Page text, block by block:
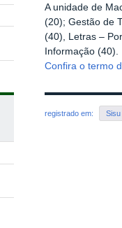
A unidade de
(20); Gestão de
(40), Letras –
Informação (40).
Confira o termo
registrado em: Sisu